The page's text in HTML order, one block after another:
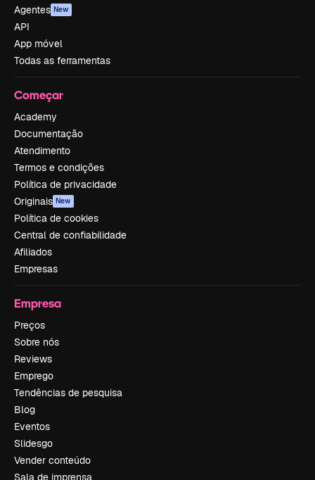
Agentes New
API
App móvel
Todas as ferramentas
Começar
Academy
Documentação
Atendimento
Termos e condições
Política de privacidade
Originais New
Política de cookies
Central de confiabilidade
Afiliados
Empresas
Empresa
Preços
Sobre nós
Reviews
Emprego
Tendências de pesquisa
Blog
Eventos
Slidesgo
Vender conteúdo
Sala de imprensa